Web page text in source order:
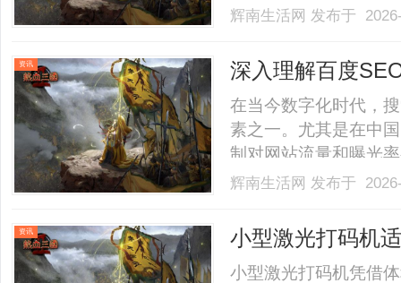
哪些？应该怎么选择
速、高刚性要求的主
轴.........
辉南生活网 发布于
资讯 深入理解百度
在当今数字化时代，
素之一。尤其是在中
制对网站流量和曝光
SEO的策略，对于提
键词不仅能提高网站
辉南生活网 发布于
资讯 小型激光打码机
小型激光打码机凭借